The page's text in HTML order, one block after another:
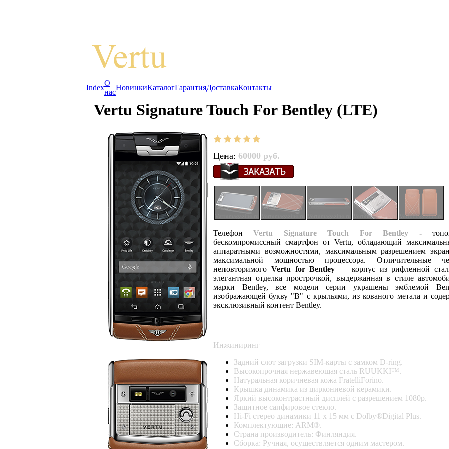
Index
О
нас
НовинкиКаталогГарантияДоставкаКонтакты
Vertu Signature Touch For Bentley (LTE)
Цена: 60000 руб.
ТелефонVertu Signature Touch For Bentley -
бескомпромиссный смартфон от Vertu, обладающий
аппаратными возможностями, максимальным разрешением
максимальной мощностью процессора. Отличительные
неповторимого Vertu for Bentley — корпус из рифленной
элегантная отделка прострочкой, выдержанная в стиле
марки Bentley, все модели серии украшены эмблемой
изображающей букву "В" с крыльями, из кованого метала и
эксклюзивный контент Bentley.
Инжиниринг
Задний слот загрузки SIM-карты с замком D-ring.
Высокопрочная нержавеющая сталь RUUKKI™.
Натуральная коричневая кожа FratelliForino.
Крышка динамика из циркониевой керамики.
Яркий высоконтрастный дисплей с разрешением 1080p.
Защитное сапфировое стекло.
Hi-Fi стерео динамики 11 х 15 мм c Dolby®Digital Plus.
Комплектующие: ARM®.
Страна производитель: Финляндия.
Сборка: Ручная, осуществляется одним мастером.